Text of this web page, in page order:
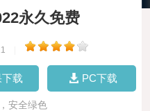
永久免费
载 PC下载
安全绿色